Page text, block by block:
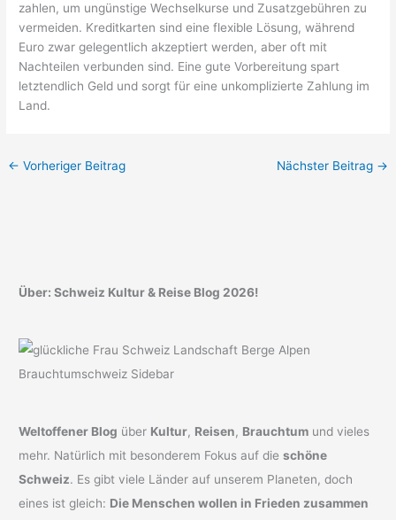
zahlen, um ungünstige Wechselkurse und Zusatzgebühren zu
vermeiden. Kreditkarten sind eine flexible Lösung, während
Euro zwar gelegentlich akzeptiert werden, aber oft mit
Nachteilen verbunden sind. Eine gute Vorbereitung spart
letztendlich Geld und sorgt für eine unkomplizierte Zahlung im
Land.
← Vorheriger Beitrag Nächster Beitrag →
Über: Schweiz Kultur & Reise Blog 2026!
Weltoffener Blog über Kultur, Reisen, Brauchtum und vieles
mehr. Natürlich mit besonderem Fokus auf dieschöne
Schweiz. Es gibt viele Länder auf unserem Planeten, doch
eines ist gleich: Die Menschen wollen in Frieden zusammen